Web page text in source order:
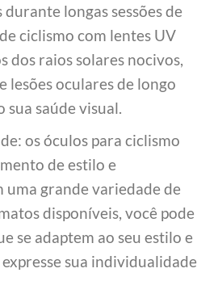
longas sessões de
ciclismo com lentes UV
dos raios solares nocivos,
lesões oculares de longo
sua saúde visual.
os óculos para ciclismo
de estilo e
uma grande variedade de
disponíveis, você pode
se adaptem ao seu estilo e
sua individualidade